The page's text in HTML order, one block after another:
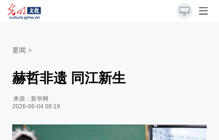
要闻 >
赫哲非遗 同江新生
来源： 新华网
2026-06-04 08:19